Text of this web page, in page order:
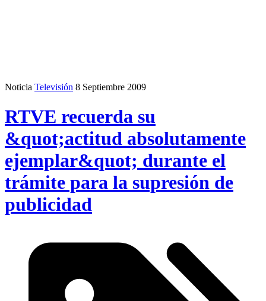
Noticia Televisión 8 Septiembre 2009
RTVE recuerda su
&quot;actitud absolutamente
ejemplar&quot; durante el
trámite para la supresión de
publicidad